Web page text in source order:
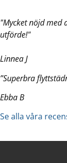
Mycket nöjd med
utförde!
Linnea J
”Superbra
Ebba B
Se alla våra